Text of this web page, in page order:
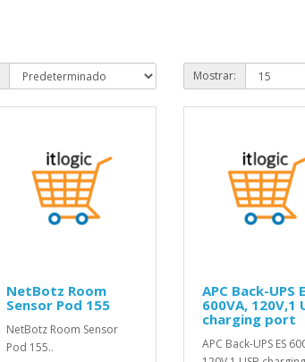
Mostrar:
NetBotz Room
Sensor Pod 155
NetBotz Room Sensor
Pod 155..
APC Back-UPS
600VA, 120V,1
charging port
APC Back-UPS ES